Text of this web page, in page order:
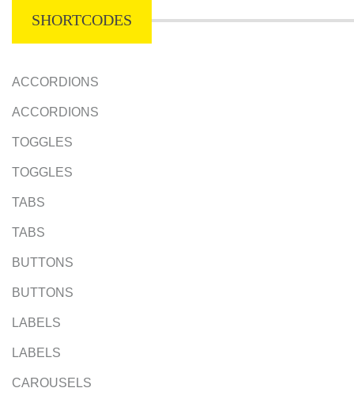
SHORTCODES
ACCORDIONS
ACCORDIONS
TOGGLES
TOGGLES
TABS
TABS
BUTTONS
BUTTONS
LABELS
LABELS
CAROUSELS